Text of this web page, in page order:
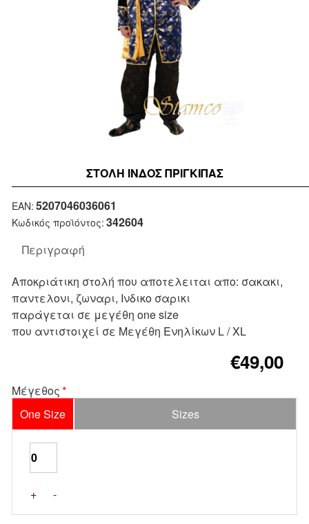
ΣΤΟΛΉ ΙΝΔΟΣ ΠΡΙΓΚΙΠΑΣ
Περιγραφή
Αποκριάτικη στολή που αποτελειται απο: σακακι,
παντελονι, ζωναρι, Ινδικο σαρικι
παράγεται σε μεγέθη one size
που αντιστοιχεί σε Μεγέθη Ενηλίκων L / XL
Κωδικός προϊόντος: 342604
EAN: 5207046036061
€49,00
Μέγεθος
One Size
Sizes
+ -